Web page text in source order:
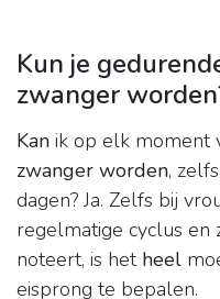
Kun je
zwanger
Kan ik op elk moment
zwanger worden,
dagen? Ja. Zelfs bij
regelmatige cyclus en
noteert, is het heel
eisprong te bepalen.